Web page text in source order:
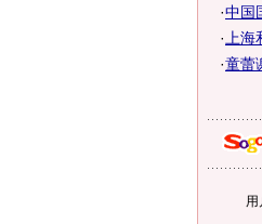
·中国
· 上
·童蕾
用